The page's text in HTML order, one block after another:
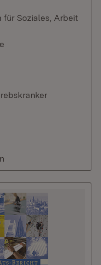
für Soziales, Arbeit